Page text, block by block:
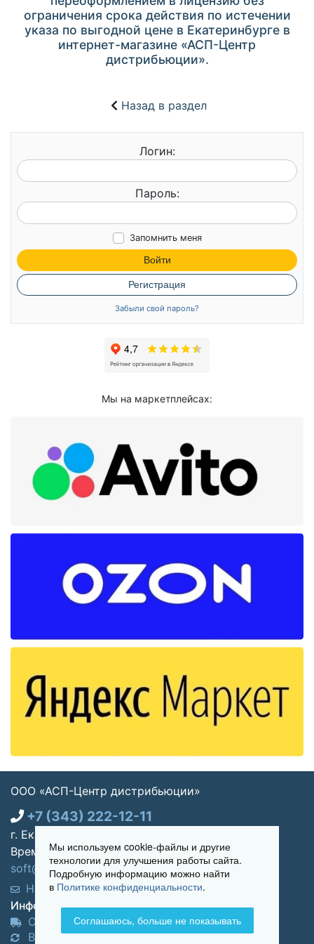
ограничения срока действия по истечении
указа по выгодной цене в Екатеринбурге в
интернет-магазине «АСП-Центр
дистрибьюции».
Назад в раздел
Логин:
Пароль:
Запомнить меня
Войти
Регистрация
Забыли свой пароль?
Мы на маркетплейсах:
ООО «АСП-Центр дистрибьюции»
+7 (343) 222-12-11
г. Екатеринбург, ул. Щорса 7, офис 270
Время работы: Пн-пт 09:00 - 18:00
soft@asp-partners.ru
Написать нам
Обратный звонок
Информация для покупателей:
Оплата и доставка
Возврат и обмен товара
Мы используем cookie-файлы и другие
технологии для улучшения работы сайта.
Подробную информацию можно найти
в Политике конфиденциальности.
Соглашаюсь, больше не показывать